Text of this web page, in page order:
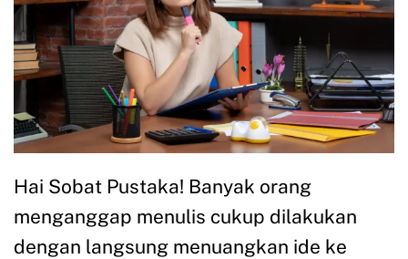
Hai Sobat Pustaka! Banyak orang
menganggap menulis cukup dilakukan
dengan langsung menuangkan ide ke